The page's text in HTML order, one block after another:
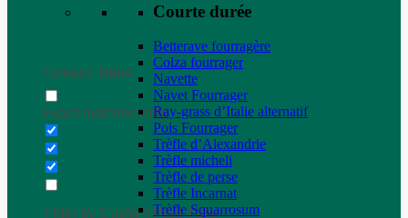
Generic filters
Exact matches only
Filter by Custom Post Type
Courte durée
Betterave fourragère
Colza fourrager
Navette
Navet Fourrager
Ray-grass d’Italie alternatif
Pois Fourrager
Trèfle d’Alexandrie
Trèfle micheli
Trèfle de perse
Trèfle Incarnat
Trèfle Squarrosum